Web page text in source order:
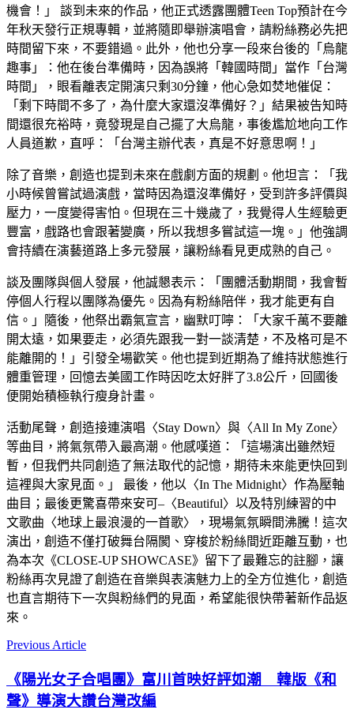
機會！」 談到未來的作品，他正式透露團體Teen Top預計在今
年秋天發行正規專輯，並將隨即舉辦演唱會，請粉絲務必先把
時間留下來，不要錯過。此外，他也分享一段來台後的「烏龍
趣事」：他在後台準備時，因為誤將「韓國時間」當作「台灣
時間」，眼看離表定開演只剩30分鐘，他心急如焚地催促：
「剩下時間不多了，為什麼大家還沒準備好？」結果被告知時
間還很充裕時，竟發現是自己擺了大烏龍，事後尷尬地向工作
人員道歉，直呼：「台灣主辦代表，真是不好意思啊！」
除了音樂，創造也提到未來在戲劇方面的規劃。他坦言：「我
小時候曾嘗試過演戲，當時因為還沒準備好，受到許多評價與
壓力，一度變得害怕。但現在三十幾歲了，我覺得人生經驗更
豐富，戲路也會跟著變廣，所以我想多嘗試這一塊。」他強調
會持續在演藝道路上多元發展，讓粉絲看見更成熟的自己。
談及團隊與個人發展，他誠懇表示：「團體活動期間，我會暫
停個人行程以團隊為優先。因為有粉絲陪伴，我才能更有自
信。」隨後，他祭出霸氣宣言，幽默叮嚀：「大家千萬不要離
開太遠，如果要走，必須先跟我一對一談清楚，不及格可是不
能離開的！」引發全場歡笑。他也提到近期為了維持狀態進行
體重管理，回憶去美國工作時因吃太好胖了3.8公斤，回國後
便開始積極執行瘦身計畫。
活動尾聲，創造接連演唱〈Stay Down〉與〈All In My Zone〉
等曲目，將氣氛帶入最高潮。他感嘆道：「這場演出雖然短
暫，但我們共同創造了無法取代的記憶，期待未來能更快回到
這裡與大家見面。」 最後，他以〈In The Midnight〉作為壓軸
曲目；最後更驚喜帶來安可–〈Beautiful〉以及特別練習的中
文歌曲〈地球上最浪漫的一首歌〉，現場氣氛瞬間沸騰！這次
演出，創造不僅打破舞台隔閡、穿梭於粉絲間近距離互動，也
為本次《CLOSE-UP SHOWCASE》留下了最難忘的註腳，讓
粉絲再次見證了創造在音樂與表演魅力上的全方位進化，創造
也直言期待下一次與粉絲們的見面，希望能很快帶著新作品返
來。
Previous Article
《陽光女子合唱團》富川首映好評如潮 韓版《和
聲》導演大讚台灣改編